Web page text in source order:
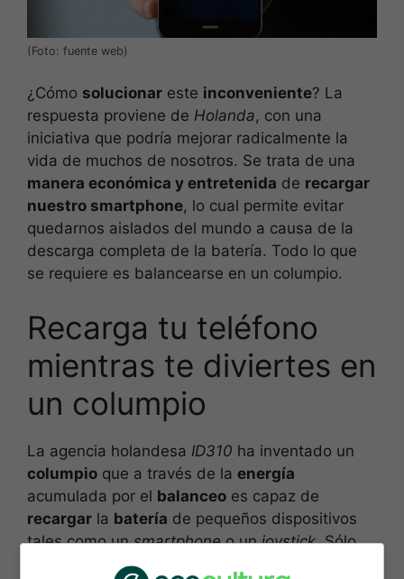
(Foto: fuente web)
¿Cómo solucionar este inconveniente? La
respuesta proviene de Holanda, con una
iniciativa que podría mejorar radicalmente la
vida de muchos de nosotros. Se trata de una
manera económica y entretenida de recargar
nuestro smartphone, lo cual permite evitar
quedarnos aislados del mundo a causa de la
descarga completa de la batería. Todo lo que
se requiere es balancearse en un columpio.
Recarga tu teléfono
mientras te diviertes en
un columpio
La agencia holandesa ID310 ha inventado un
columpio que a través de la energía
acumulada por el balanceo es capaz de
recargar la batería de pequeños dispositivos
tales como unsmartphoneo unjoystick. Sólo
hay que mecerse en el columpio después de